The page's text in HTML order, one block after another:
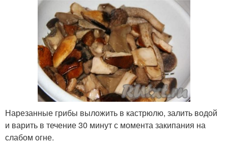
Нарезанные грибы выложить в кастрюлю, залить водой
и варить в течение 30 минут с момента закипания на
слабом огне.